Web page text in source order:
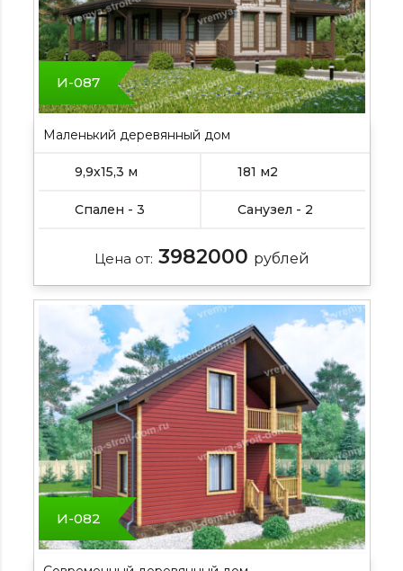
И-087
Маленький деревянный дом
9,9х15,3 м 181 м2
Спален - 3 Санузел - 2
Цена от: 3982000 рублей
И-082